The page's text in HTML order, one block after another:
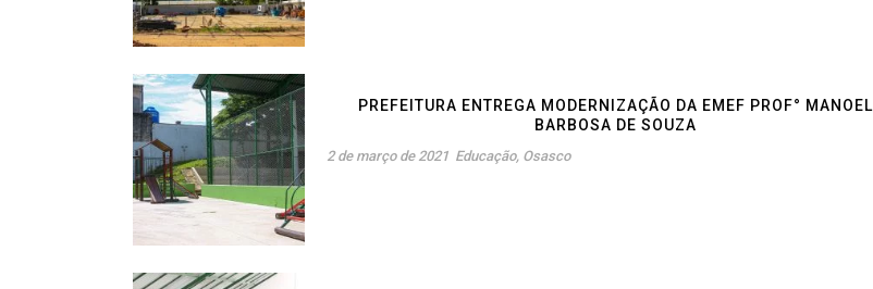
PREFEITURA ENTREGA MODERNIZAÇÃO DA EMEF PROF° MANOEL
BARBOSA DE SOUZA
2 de março de 2021 Educação, Osasco